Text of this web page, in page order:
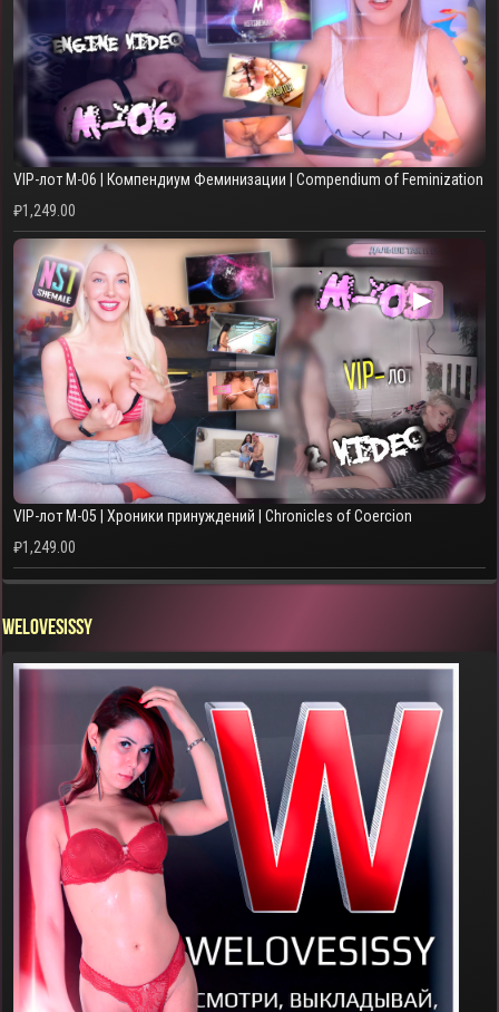
VIP-лот M-06 | Компендиум Феминизации | Compendium of Feminization
₽1,249.00
▶
VIP-лот M-05 | Хроники принуждений | Chronicles of Coercion
₽1,249.00
WELOVESISSY